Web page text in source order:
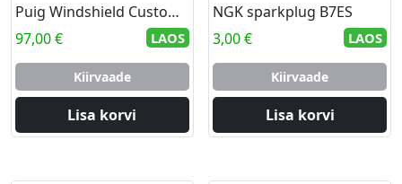
Puig Windshield Custom Ii C/Smoke
97,00€ LAOS
Kiirvaade
Lisa korvi
NGK sparkplug B7ES
3,00€ LAOS
Kiirvaade
Lisa korvi